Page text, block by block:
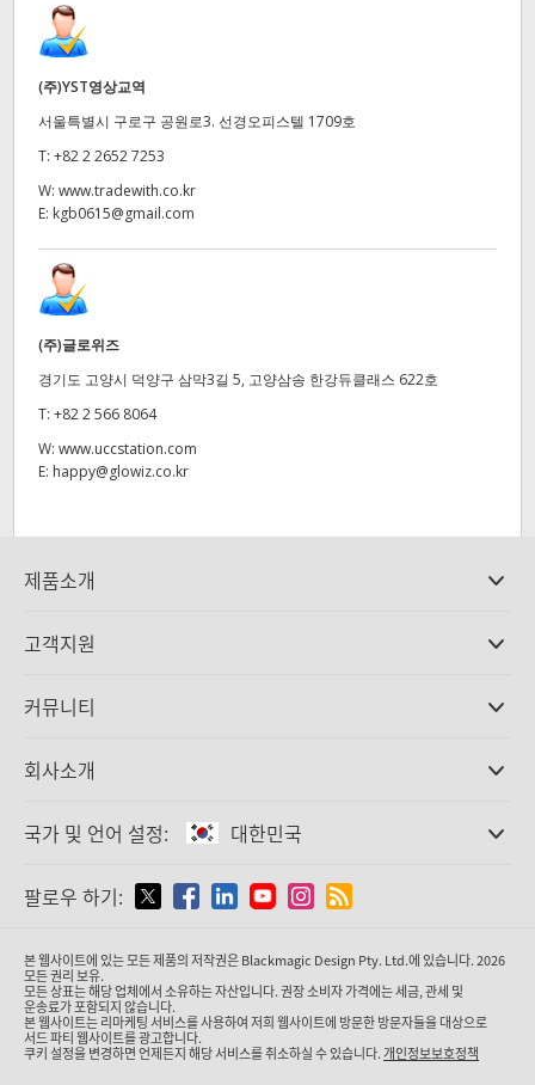
(주)YST영상교역
서울특별시 구로구 공원로3. 선경오피스텔 1709호
T: +82 2 2652 7253
W: www.tradewith.co.kr
E: kgb0615@gmail.com
(주)글로위즈
경기도 고양시 덕양구 삼막3길 5, 고양삼송 한강듀클래스 622호
T: +82 2 566 8064
W: www.uccstation.com
E: happy@glowiz.co.kr
제품소개
DaVinci Resolve와 Fusion 소프트웨어
Ultimatte
캡쳐 및 재생
표준 변환
네트워크 스토리지
라우팅 및 분배
스트리밍·인코딩
고객지원
고객지원 센터
커뮤니티
회사소개
회사 소개
미디어
국가 및 언어 설정: 대한민국
국가 및 언어를 설정하세요
Australia
Austria
팔로우 하기:
본 웹사이트에 있는 모든 제품의 저작권은 Blackmagic Design Pty. Ltd.에 있습니다. 2026
모든 권리 보유.
모든 상표는 해당 업체에서 소유하는 자산입니다. 권장 소비자 가격에는 세금, 관세 및
운송료가 포함되지 않습니다.
본 웹사이트는 리마케팅 서비스를 사용하여 저희 웹사이트에 방문한 방문자들을 대상으로
서드 파티 웹사이트를 광고합니다.
쿠키 설정을 변경하면 언제든지 해당 서비스를 취소하실 수 있습니다.개인정보보호정책